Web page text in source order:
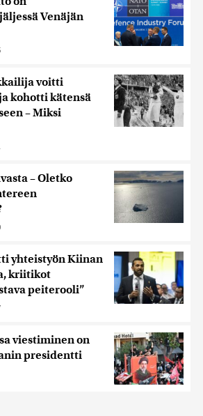
Venäjän
voitti
kohotti kätensä
– Miksi
– Oletko
yhteistyön Kiinan
kriitikot
peiterooli”
viestiminen on
presidentti